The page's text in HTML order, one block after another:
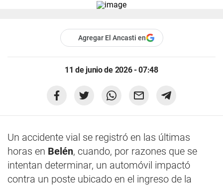
Agregar El Ancasti en
11 de junio de 2026 - 07:48
Un accidente vial se registró en las últimas
horas en Belén, cuando, por razones que se
intentan determinar, un automóvil impactó
contra un poste ubicado en el ingreso de la